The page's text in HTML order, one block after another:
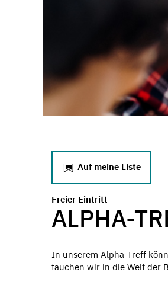
Auf meine Liste
Freier Eintritt
ALPHA-
In unserem Alpha-Treff
tauchen wir in die Welt der